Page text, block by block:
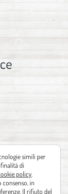
simili per
di
policy
in
Il rifiuto del